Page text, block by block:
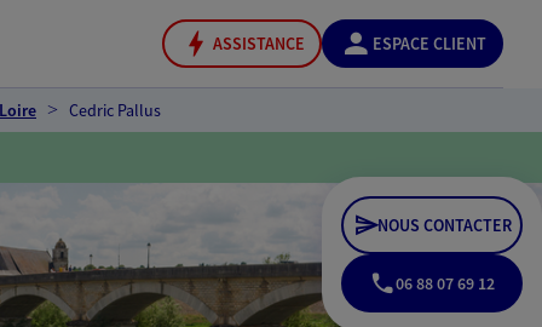
ASSISTANCE ESPACE CLIENT
Cedric Pallus
NOUS CONTACTER
06 88 07 69 12